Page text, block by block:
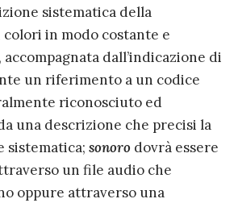
sistematica della
in modo costante e
dall’indicazione di
un riferimento a un codice
riconosciuto ed
una descrizione che precisi la
sistematica; sonoro dovrà essere
un file audio che
oppure attraverso una